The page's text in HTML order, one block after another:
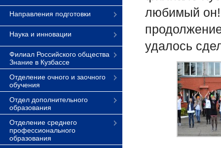
Направления подготовки
Наука и инновации
Филиал Российского общества
Знание в Кузбассе
Отделение очного и заочного
обучения
Отдел дополнительного
образования
Отделение среднего
профессионального
образования
любимый
удалось